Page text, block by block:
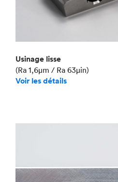
Usinage lisse
(Ra 1,6μm / Ra 63μin)
Voir les détails